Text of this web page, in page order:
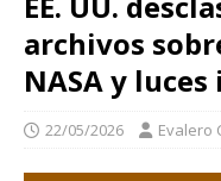
archivos
NASA y
22/05/2026 Evalero